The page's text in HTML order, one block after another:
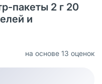
пакеты 2 г 20
и
на основе 13 оценок